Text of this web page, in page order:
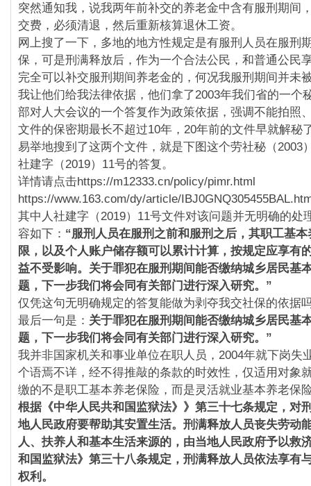
突然通知我，说我两年前补交的养老金中含有服刑期间
交费，必须清退，然后重新核算退休工资。
网上搜了一下，多地的地方性规定是有服刑人员在服刑
保，可是刑满释放后，作为一个合法公民，和普通公民
完全可以补交服刑期间养老金的，何况我服刑期间并未
我让他们给我法律依据，他们拿了2003年我们省的一个
部对人大会议的一个答复作为政策依据，强调不能拍照
文件的保密期最长不超过10年，20年前的文件早就解秘
易举地搜到了这两个文件，就是下图这个劳社秘（2003
社建字（2019）11号的答复。
详情请点击https://m12333.cn/policy/pimr.html
https://www.163.com/dy/article/
其中人社建字（2019）11号文件对该问题并无明确的处
容如下： “服刑人员在服刑之前和服刑之后，其职工基
限，以及个人账户储存额可以累计计算，按规定应享有
益不受影响。 关于罪犯在服刑期间能否缴纳城乡居民基
题，下一步我们将会同有关部门进行深入研究。”
仅凭这句无明确规定的答复能做为剥夺我交社保的依据
最后一句是： 关于罪犯在服刑期间能否缴纳城乡居民基
题，下一步我们将会同有关部门进行深入研究。”
我并非国家机关和事业单位在职人员，2004年就下岗失
个语焉不详，经不得推敲的条款的时效性，仅适用对象
缴的不是职工基本养老保险，而是灵活就业基本养老保
根据《中华人民共和国监狱法》》第三十七条规定，对
地人民政府要帮助其安置生活。刑满释放人员丧失劳动
人、扶养人和基本生活来源的，由当地人民政府予以救
和国监狱法》第三十八条规定， 刑满释放人员依法享有
权利。